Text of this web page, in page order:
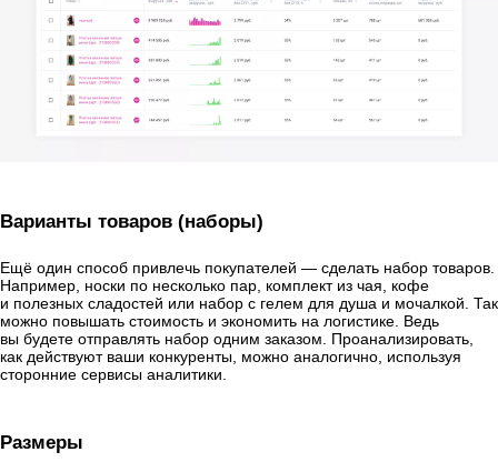
Варианты товаров (наборы)
Ещё один способ привлечь покупателей — сделать набор товаров.
Например, носки по несколько пар, комплект из чая, кофе
и полезных сладостей или набор с гелем для душа и мочалкой. Так
можно повышать стоимость и экономить на логистике. Ведь
вы будете отправлять набор одним заказом. Проанализировать,
как действуют ваши конкуренты, можно аналогично, используя
сторонние сервисы аналитики.
Размеры